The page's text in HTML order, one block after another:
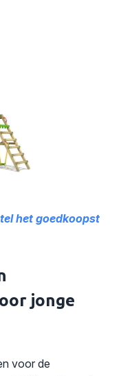
het goedkoopst
jonge
voor de